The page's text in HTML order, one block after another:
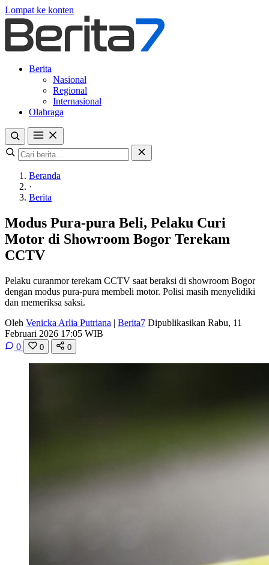
Lompat ke konten
Berita
Nasional
Regional
Internasional
Olahraga
Beranda
·
Berita
Modus Pura-pura Beli, Pelaku Curi
Motor di Showroom Bogor Terekam
CCTV
Pelaku curanmor terekam CCTV saat beraksi di showroom Bogor
dengan modus pura-pura membeli motor. Polisi masih menyelidiki
dan memeriksa saksi.
Oleh Venicka Arlia Putriana | Berita7 Dipublikasikan Rabu, 11
Februari 2026 17:05 WIB
0
0 0